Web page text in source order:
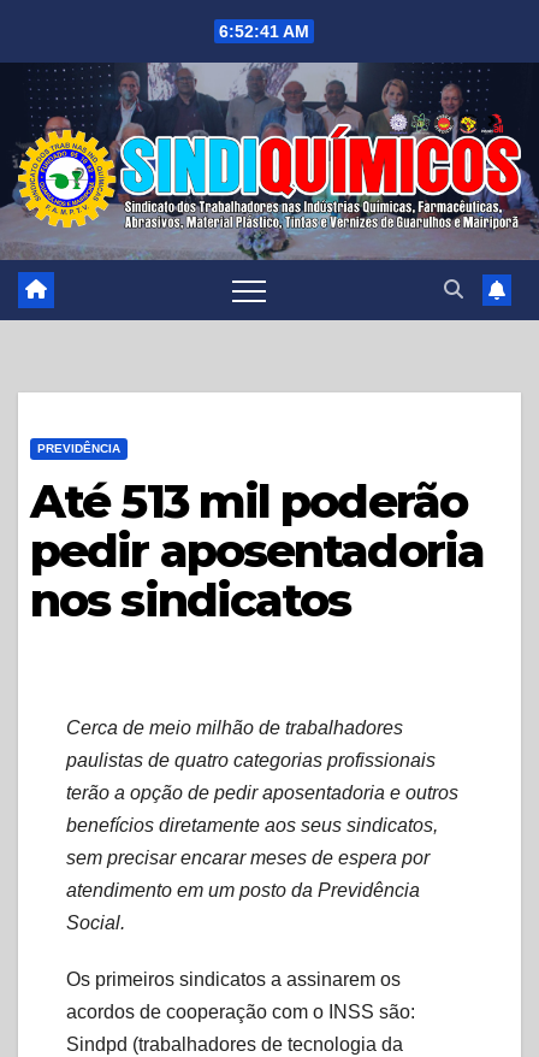
content
6:52:43 AM
PREVIDÊNCIA
Até 513 mil poderão
pedir aposentadoria
nos sindicatos
Cerca de meio milhão de trabalhadores
paulistas de quatro categorias profissionais
terão a opção de pedir aposentadoria e outros
benefícios diretamente aos seus sindicatos,
sem precisar encarar meses de espera por
atendimento em um posto da Previdência
Social.
Os primeiros sindicatos a assinarem os
acordos de cooperação com o INSS são:
Sindpd (trabalhadores de tecnologia da